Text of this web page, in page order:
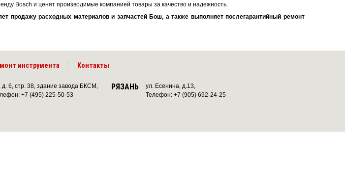
Bosch и ценят производимые компанией товары за качество и надежность.
продажу расходных материалов и запчастей Бош, а также выполняет послегарантийный ремонт
инструмента Контакты
6, стр. 38, здание завода БКСМ,
+7 (495) 225-50-53
РЯЗАНЬ
ул. Есенина, д.13,
Телефон: +7 (905) 692-24-25